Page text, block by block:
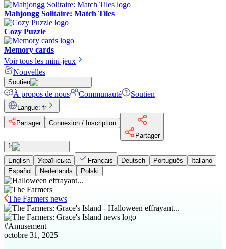
Mahjongg Solitaire: Match Tiles
Cozy Puzzle
Memory cards
Voir tous les mini-jeux
Nouvelles
Soutien
À propos de nous Communauté Soutien
Langue: fr
Partager
Connexion / Inscription
Partager
fr
English
Українська Français Deutsch Português
Italiano
Español
Nederlands Polski
The Farmers news
#Amusement
octobre 31, 2025